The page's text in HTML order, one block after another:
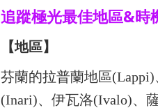
追蹤極光最佳地區&時
【地區】
芬蘭的拉普蘭地區(Lappi)
(Inari)、伊瓦洛(Ivalo)、